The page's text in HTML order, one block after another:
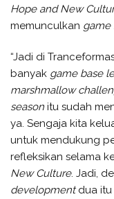
Hope andNewC
memunculkan game
“Jadi di
banyak game base
marshmallow
season itu sudah
ya. Sengaja kita
untuk mendukung
refleksikan selama
NewCulture. Jadi,
developmentdua itu